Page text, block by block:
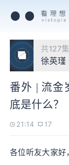
共127集
徐英瑾
番外 | 流金
底是什么？
21:14 17
各位听友大家好